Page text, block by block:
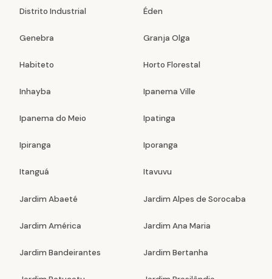
Distrito Industrial Éden
Genebra Granja Olga
Habiteto Horto Florestal
Inhayba Ipanema Ville
Ipanema do Meio Ipatinga
Ipiranga Iporanga
Itanguá Itavuvu
Jardim Abaeté Jardim Alpes de Sorocaba
Jardim América Jardim Ana Maria
Jardim Bandeirantes Jardim Bertanha